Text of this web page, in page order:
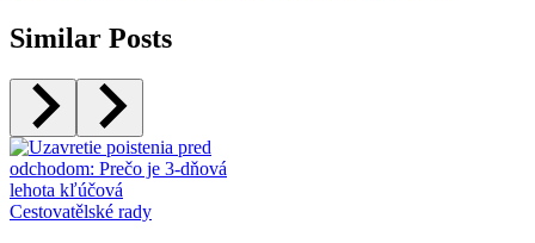
Similar Posts
Cestovatělské rady